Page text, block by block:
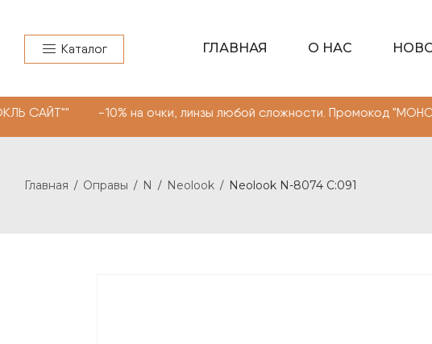
Каталог ГЛАВНАЯ О НАС
на очки, линзы любой сложности. Промокод
Главная / Оправы / N / Neolook / Neolook N-8074 C:091